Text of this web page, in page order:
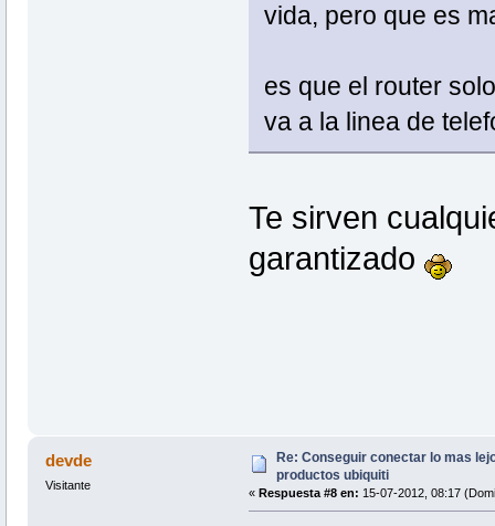
vida, pero que es
es que el router
va a la linea de
Te sirven
garantizado
devde
Visitante
Re: Conseguir conectar lo mas
productos ubiquiti
« Respuesta #8 en: 15-07-2012, 08:17